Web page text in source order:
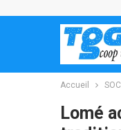
Accueil
Lomé